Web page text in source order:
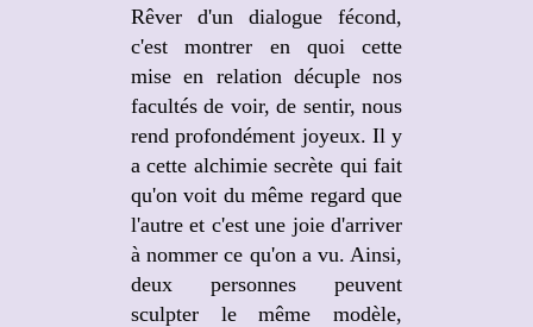
Rêver d'un dialogue fécond,
c'est montrer en quoi cette
mise en relation décuple nos
facultés de voir, de sentir, nous
rend profondément joyeux. Il y
a cette alchimie secrète qui fait
qu'on voit du même regard que
l'autre et c'est une joie d'arriver
à nommer ce qu'on a vu. Ainsi,
deux personnes peuvent
sculpter le même modèle,